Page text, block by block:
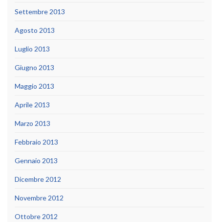
Settembre 2013
Agosto 2013
Luglio 2013
Giugno 2013
Maggio 2013
Aprile 2013
Marzo 2013
Febbraio 2013
Gennaio 2013
Dicembre 2012
Novembre 2012
Ottobre 2012